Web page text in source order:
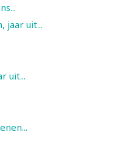
jaar uit...
uit...